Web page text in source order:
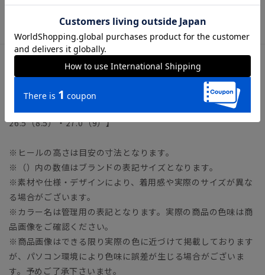
※靴内部の革は色落ちする可能性がございます。薄い色のソッ
クスはお避け下さいますようお願い致します。
サイズ詳細
ヒール3.0cm
【24.5（6.5）・25.0（7）・25.5（7.5）・26.0（8）・
26.5（8.5）・27.0（9）】
※ヒールの高さは目安の寸法となります。
※（）内の数値はブランドの表記サイズとなります。
※素材や仕様・デザインにより、着用感や実際のサイズが異な
る場合がございます。
※カラー名は管理用の表記となります。実際の商品の色味は商
品画像をご確認ください。
※商品画像はできる限り実際の色に近づけて掲載しております
が、パソコン環境により色味に誤差が生じる場合がございま
す。予めご了承下さいませ。